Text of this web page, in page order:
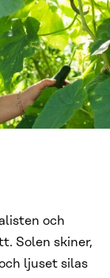
och
Solen skiner,
ljuset silas